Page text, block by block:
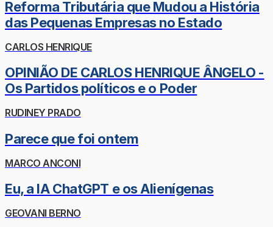
Reforma Tributária que Mudou a História
das Pequenas Empresas no Estado
CARLOS HENRIQUE
OPINIÃO DE CARLOS HENRIQUE ÂNGELO -
Os Partidos políticos e o Poder
RUDINEY PRADO
Parece que foi ontem
MARCO ANCONI
Eu, a IA ChatGPT e os Alienígenas
GEOVANI BERNO